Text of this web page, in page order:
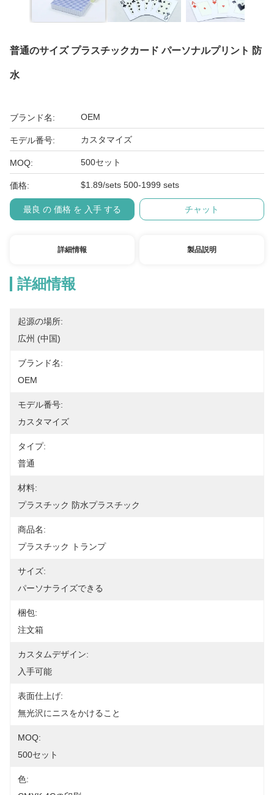
普通のサイズ プラスチックカード パーソナルプリント 防
水
ブランド名: OEM
モデル番号: カスタマイズ
MOQ: 500セット
価格: $1.89/sets 500-1999 sets
最良 の 価格 を 入手 する チャット
詳細情報 製品説明
詳細情報
起源の場所:
広州 (中国)
ブランド名:
OEM
モデル番号:
カスタマイズ
タイプ:
普通
材料:
プラスチック 防水プラスチック
商品名:
プラスチック トランプ
サイズ:
パーソナライズできる
梱包:
注文箱
カスタムデザイン:
入手可能
表面仕上げ:
無光沢にニスをかけること
MOQ:
500セット
色: